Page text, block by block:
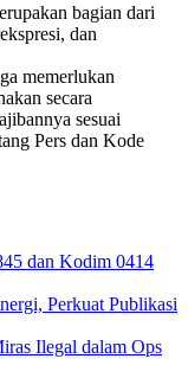
bagian dari
dan
memerlukan
secara
sesuai
Pers dan Kode
dan Kodim 0414
Perkuat Publikasi
Ilegal dalam Ops